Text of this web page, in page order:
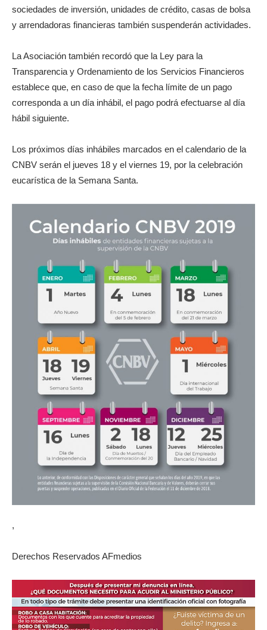
sociedades de inversión, unidades de crédito, casas de bolsa
y arrendadoras financieras también suspenderán actividades.
La Asociación también recordó que la Ley para la
Transparencia y Ordenamiento de los Servicios Financieros
establece que, en caso de que la fecha límite de un pago
corresponda a un día inhábil, el pago podrá efectuarse al día
hábil siguiente.
Los próximos días inhábiles marcados en el calendario de la
CNBV serán el jueves 18 y el viernes 19, por la celebración
eucarística de la Semana Santa.
,
Derechos Reservados AFmedios